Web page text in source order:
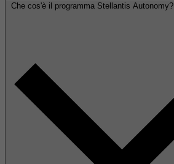
Che cos'è il programma Stellantis Autonomy?